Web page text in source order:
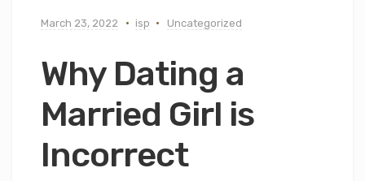
March 23, 2022 isp Uncategorized
Why Dating a
Married Girl is
Incorrect